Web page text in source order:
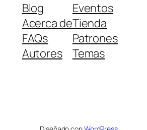
Blog
Acerca de
FAQs
Autores
Eventos
Tienda
Patrones
Temas